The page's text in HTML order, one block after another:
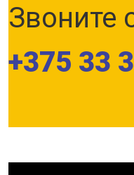
Звоните
+375 33